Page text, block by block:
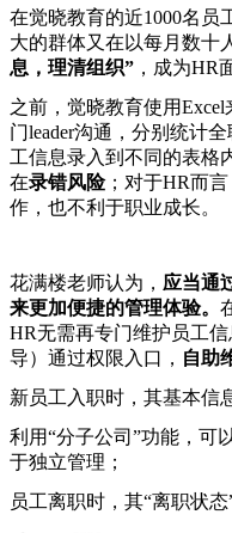
在觉晓教育的近1000名员
大的群体又在以每月数十
息，理清组织” ，成为HR
之前，觉晓教育使用
门leader沟通，分别统计
工信息录入到不同的表格
在录错风险；对于HR而
作，也不利于职业成长。
花满楼老师认为， 应当通
来更加便捷的管理体验。
HR无需再专门维护员工
导）通过权限入口， 自助
新员工入职时，其基本信
利用“分子公司”功能，可
于独立管理；
员工离职时，其“离职状